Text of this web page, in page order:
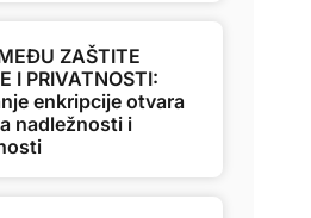
ZAŠTITE
I PRIVATNOSTI:
enkripcije otvara
nadležnosti i